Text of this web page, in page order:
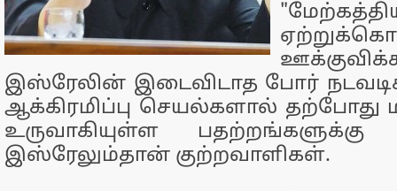
இஸ்ரேலின் இடைவிடாத போர்
ஆக்கிரமிப்பு செயல்களால் தற்போது
உருவாகியுள்ள பதற்றங்களுக்கு
இஸ்ரேலும்தான் குற்றவாளிகள்.